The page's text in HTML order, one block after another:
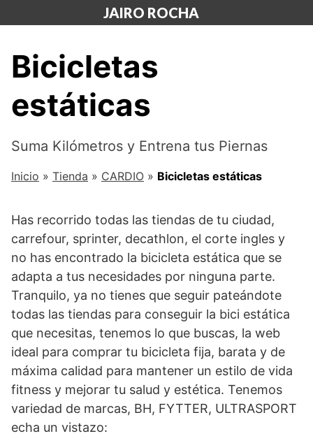
al
JAIRO ROCHA
Bicicletas
estáticas
Suma Kilómetros y Entrena tus Piernas
Inicio » Tienda » CARDIO » Bicicletas estáticas
Has recorrido todas las tiendas de tu ciudad,
carrefour, sprinter, decathlon, el corte ingles y
no has encontrado la bicicleta estática que se
adapta a tus necesidades por ninguna parte.
Tranquilo, ya no tienes que seguir pateándote
todas las tiendas para conseguir la bici estática
que necesitas, tenemos lo que buscas, la web
ideal para comprar tu bicicleta fija, barata y de
máxima calidad para mantener un estilo de vida
fitness y mejorar tu salud y estética. Tenemos
variedad de marcas, BH, FYTTER, ULTRASPORT
echa un vistazo: